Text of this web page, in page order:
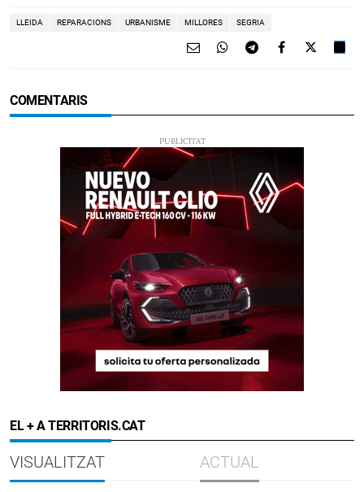
LLEIDA REPARACIONS URBANISME MILLORES SEGRIA
COMENTARIS
EL + A TERRITORIS.CAT
VISUALITZAT ACTUAL